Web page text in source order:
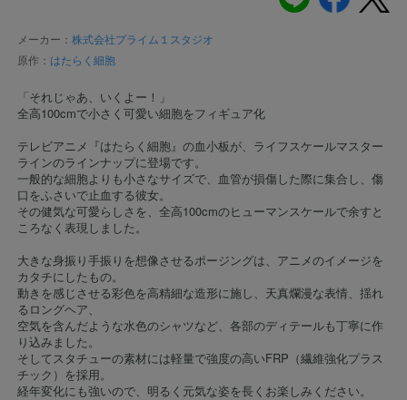
メーカー： 株式会社プライム１スタジオ
原作： はたらく細胞
「それじゃあ、いくよー！」
全高100cmで小さく可愛い細胞をフィギュア化
テレビアニメ『はたらく細胞』の血小板が、ライフスケールマスター
ラインのラインナップに登場です。
一般的な細胞よりも小さなサイズで、血管が損傷した際に集合し、傷
口をふさいで止血する彼女。
その健気な可愛らしさを、全高100cmのヒューマンスケールで余すと
ころなく表現しました。
大きな身振り手振りを想像させるポージングは、アニメのイメージを
カタチにしたもの。
動きを感じさせる彩色を高精細な造形に施し、天真爛漫な表情、揺れ
るロングヘア、
空気を含んだような水色のシャツなど、各部のディテールも丁寧に作
り込みました。
そしてスタチューの素材には軽量で強度の高いFRP（繊維強化プラス
チック）を採用。
経年変化にも強いので、明るく元気な姿を長くお楽しみください。